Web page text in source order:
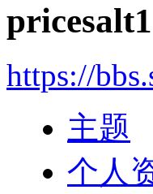
pricesalt1
https://
主题
个人